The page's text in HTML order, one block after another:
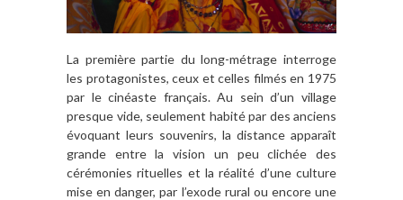
La première partie du long-métrage interroge
les protagonistes, ceux et celles filmés en 1975
par le cinéaste français. Au sein d’un village
presque vide, seulement habité par des anciens
évoquant leurs souvenirs, la distance apparaît
grande entre la vision un peu clichée des
cérémonies rituelles et la réalité d’une culture
mise en danger, par l’exode rural ou encore une